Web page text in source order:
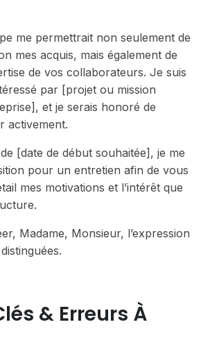
me permettrait non seulement de
mes acquis, mais également de
de vos collaborateurs. Je suis
par [projet ou mission
et je serais honoré de
activement.
[date de début souhaitée], je me
pour un entretien afin de vous
mes motivations et l’intérêt que
Madame, Monsieur, l’expression
& Erreurs À